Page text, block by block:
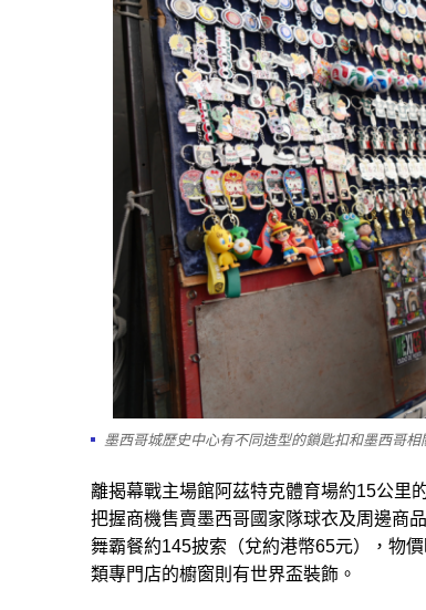
墨西哥城歷史中心有不同造型的鎖匙扣和墨西哥相
離揭幕戰主場館阿茲特克體育場約15公里
把握商機售賣墨西哥國家隊球衣及周邊商
舞霸餐約145披索（兌約港幣65元），物
類專門店的櫥窗則有世界盃裝飾。